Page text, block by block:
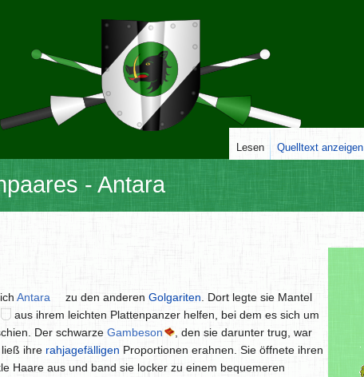
- Antara
Antara zu den anderen Golgariten. Dort legte sie Mantel
aus ihrem leichten Plattenpanzer helfen, bei dem es sich um
Der schwarze Gambeson
, den sie darunter trug, war
ihre rahjagefälligen Proportionen erahnen. Sie öffnete ihren
Haare aus und band sie locker zu einem bequemeren
Lesen Quelltext anzeigen